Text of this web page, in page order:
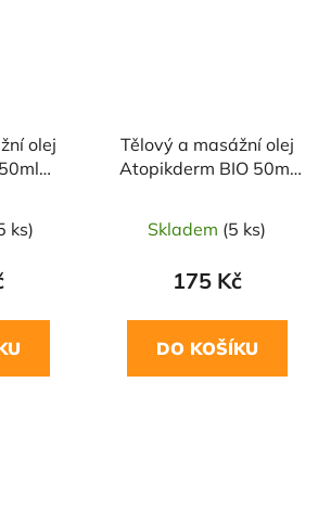
olej
ks)
Tělový a masážní olej
Atopikderm BIO 50ml
Skladem (5 ks)
175 Kč
DO KOŠÍKU